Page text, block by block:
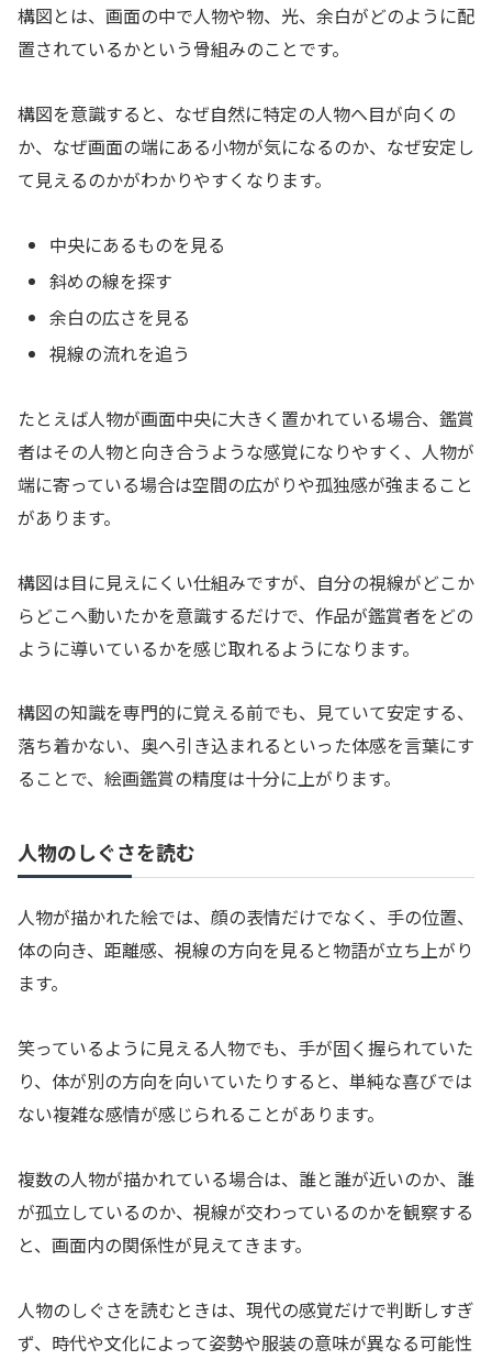
構図とは、画面の中で人物や物、光、余白がどのように配
置されているかという骨組みのことです。
構図を意識すると、なぜ自然に特定の人物へ目が向くの
か、なぜ画面の端にある小物が気になるのか、なぜ安定し
て見えるのかがわかりやすくなります。
中央にあるものを見る
斜めの線を探す
余白の広さを見る
視線の流れを追う
たとえば人物が画面中央に大きく置かれている場合、鑑賞
者はその人物と向き合うような感覚になりやすく、人物が
端に寄っている場合は空間の広がりや孤独感が強まること
があります。
構図は目に見えにくい仕組みですが、自分の視線がどこか
らどこへ動いたかを意識するだけで、作品が鑑賞者をどの
ように導いているかを感じ取れるようになります。
構図の知識を専門的に覚える前でも、見ていて安定する、
落ち着かない、奥へ引き込まれるといった体感を言葉にす
ることで、絵画鑑賞の精度は十分に上がります。
人物のしぐさを読む
人物が描かれた絵では、顔の表情だけでなく、手の位置、
体の向き、距離感、視線の方向を見ると物語が立ち上がり
ます。
笑っているように見える人物でも、手が固く握られていた
り、体が別の方向を向いていたりすると、単純な喜びでは
ない複雑な感情が感じられることがあります。
複数の人物が描かれている場合は、誰と誰が近いのか、誰
が孤立しているのか、視線が交わっているのかを観察する
と、画面内の関係性が見えてきます。
人物のしぐさを読むときは、現代の感覚だけで判断しすぎ
ず、時代や文化によって姿勢や服装の意味が異なる可能性